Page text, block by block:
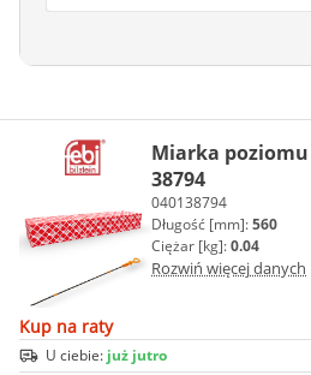
Miarka poziomu
38794
040138794
Długość [mm]:560
Ciężar [kg]:0.04
Rozwiń więcej danych
Kup na raty
U ciebie: już jutro